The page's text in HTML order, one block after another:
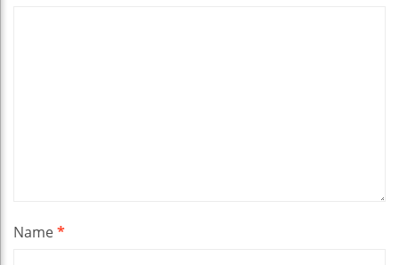
Name*